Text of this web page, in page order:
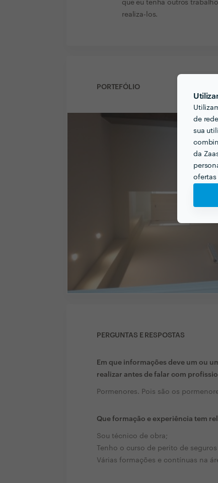
de
sua
da
ofertas
que eu tenha outros
realiza-los.
PORTEFÓLIO
PERGUNTAS E RESPOSTAS
Em que informações deve um ou
realizar antes de falar com
Pormenores. Pois são os
Que formação e experiência tem
Sou técnico de obra;
Tenho o curso de perito de
Várias formações e contínuas na